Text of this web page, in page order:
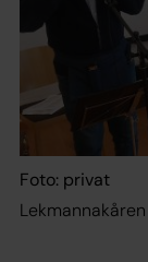
Foto: privat